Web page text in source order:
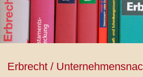
Erbrecht /